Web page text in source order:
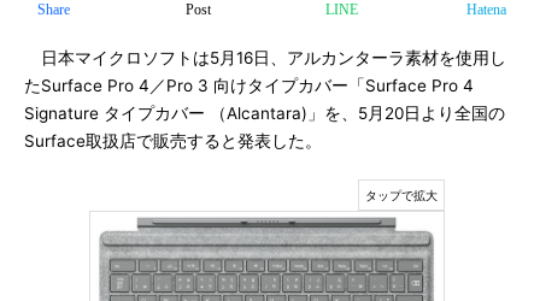
Share Post LINE Hatena
日本マイクロソフトは5月16日、アルカンターラ素材を使用し
たSurface Pro 4／Pro 3 向けタイプカバー「Surface Pro 4
Signature タイプカバー （Alcantara)」を、5月20日より全国の
Surface取扱店で販売すると発表した。